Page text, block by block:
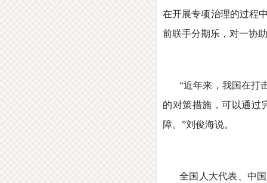
在开展专项治理的过程
前联手分期乐，对一协
“近年来，我国在打
的对策措施，可以通过
障。”刘俊海说。
全国人大代表、中